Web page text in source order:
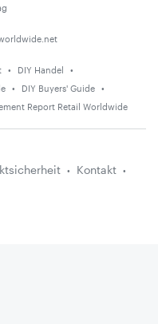
DIY Handel
DIY Buyers' Guide
Report Retail Worldwide
Kontakt